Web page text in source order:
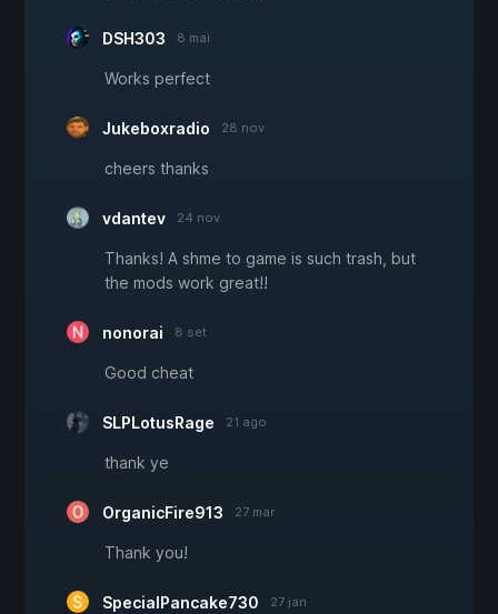
DSH303 8 mai
Works perfect
Jukeboxradio 28 nov
cheers thanks
vdantev 24 nov
Thanks! A shme to game is such trash, but
the mods work great!!
nonorai 8 set
Good cheat
SLPLotusRage 21 ago
thank ye
OrganicFire913 27 mar
Thank you!
SpecialPancake730 27 jan